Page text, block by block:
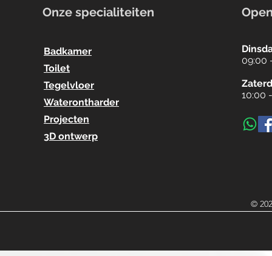
Onze specialiteiten
Badkamer
Toilet
Tegelvloer
Waterontharder
Projecten
3D ontwerp
09:00
10:00
©